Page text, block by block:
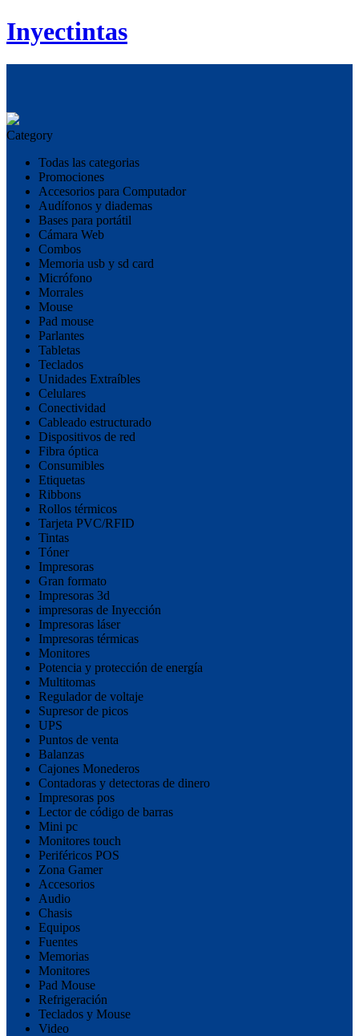
Inyectintas
Category
Todas las categorias
Promociones
Accesorios para Computador
Audífonos y diademas
Bases para portátil
Cámara Web
Combos
Memoria usb y sd card
Micrófono
Morrales
Mouse
Pad mouse
Parlantes
Tabletas
Teclados
Unidades Extraíbles
Celulares
Conectividad
Cableado estructurado
Dispositivos de red
Fibra óptica
Consumibles
Etiquetas
Ribbons
Rollos térmicos
Tarjeta PVC/RFID
Tintas
Tóner
Impresoras
Gran formato
Impresoras 3d
impresoras de Inyección
Impresoras láser
Impresoras térmicas
Monitores
Potencia y protección de energía
Multitomas
Regulador de voltaje
Supresor de picos
UPS
Puntos de venta
Balanzas
Cajones Monederos
Contadoras y detectoras de dinero
Impresoras pos
Lector de código de barras
Mini pc
Monitores touch
Periféricos POS
Zona Gamer
Accesorios
Audio
Chasis
Equipos
Fuentes
Memorias
Monitores
Pad Mouse
Refrigeración
Teclados y Mouse
Video